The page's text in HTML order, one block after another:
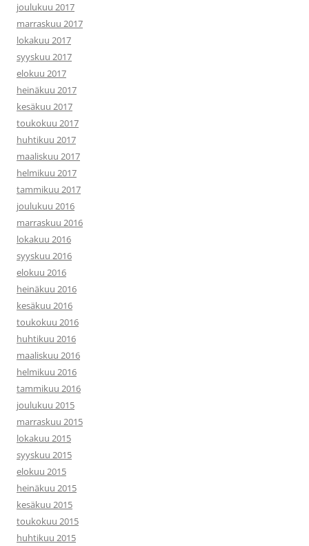
joulukuu 2017
marraskuu 2017
lokakuu 2017
syyskuu 2017
elokuu 2017
heinäkuu 2017
kesäkuu 2017
toukokuu 2017
huhtikuu 2017
maaliskuu 2017
helmikuu 2017
tammikuu 2017
joulukuu 2016
marraskuu 2016
lokakuu 2016
syyskuu 2016
elokuu 2016
heinäkuu 2016
kesäkuu 2016
toukokuu 2016
huhtikuu 2016
maaliskuu 2016
helmikuu 2016
tammikuu 2016
joulukuu 2015
marraskuu 2015
lokakuu 2015
syyskuu 2015
elokuu 2015
heinäkuu 2015
kesäkuu 2015
toukokuu 2015
huhtikuu 2015